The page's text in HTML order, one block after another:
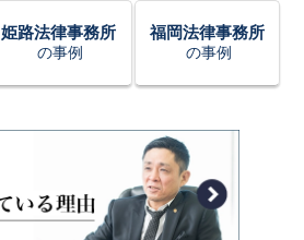
姫路法律事務所
の事例
福岡法律事務所
の事例